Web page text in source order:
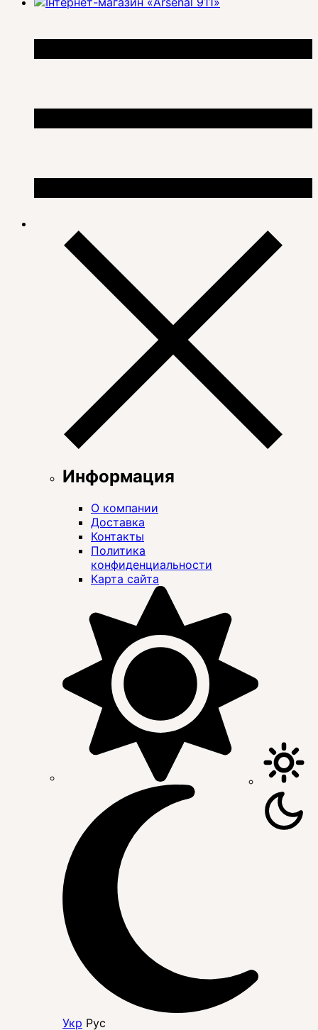
Информация
О компании
Доставка
Контакты
Политика
конфиденциальности
Карта сайта
Укр Рус